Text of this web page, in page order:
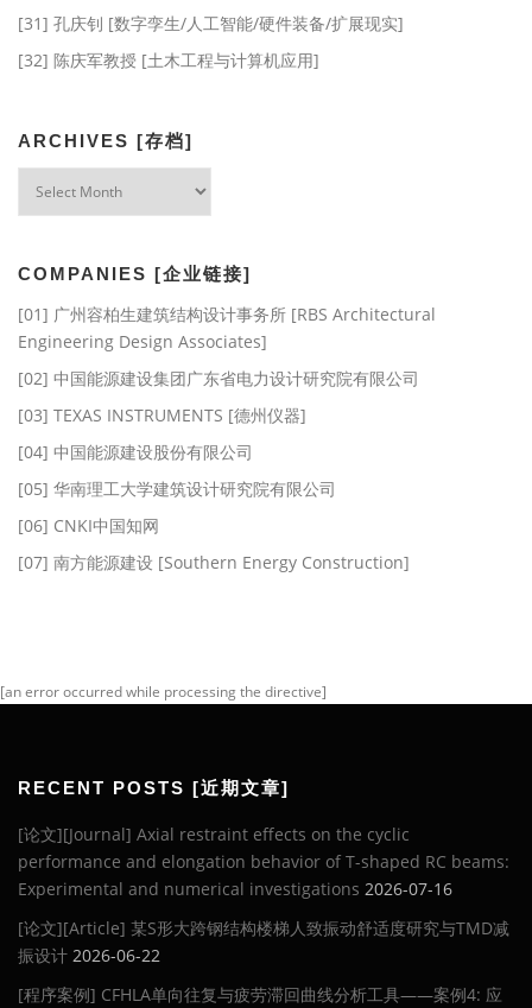
[31] 孔庆钊 [数字孪生/人工智能/硬件装备/扩展现实]
[32] 陈庆军教授 [土木工程与计算机应用]
ARCHIVES [存档]
COMPANIES [企业链接]
[01] 广州容柏生建筑结构设计事务所 [RBS Architectural
Engineering Design Associates]
[02] 中国能源建设集团广东省电力设计研究院有限公司
[03] TEXAS INSTRUMENTS [德州仪器]
[04] 中国能源建设股份有限公司
[05] 华南理工大学建筑设计研究院有限公司
[06] CNKI中国知网
[07] 南方能源建设 [Southern Energy Construction]
[an error occurred while processing the directive]
RECENT POSTS [近期文章]
[论文][Journal] Axial restraint effects on the cyclic
performance and elongation behavior of T-shaped RC beams:
Experimental and numerical investigations 2026-07-16
[论文][Article] 某S形大跨钢结构楼梯人致振动舒适度研究与TMD减
振设计 2026-06-22
[程序案例] CFHLA单向往复与疲劳滞回曲线分析工具——案例4: 应